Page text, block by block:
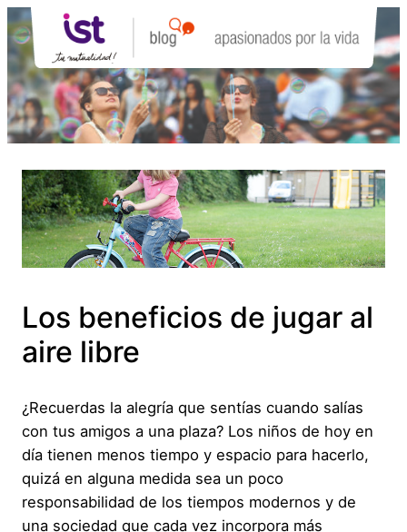
Saltar
al
contenido
Los beneficios de jugar al
aire libre
¿Recuerdas la alegría que sentías cuando salías
con tus amigos a una plaza? Los niños de hoy en
día tienen menos tiempo y espacio para hacerlo,
quizá en alguna medida sea un poco
responsabilidad de los tiempos modernos y de
una sociedad que cada vez incorpora más